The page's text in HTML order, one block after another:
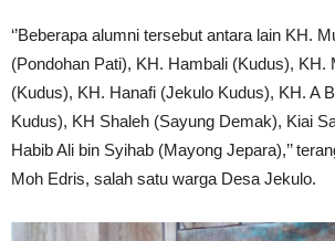
‘’Beberapa alumni tersebut antara lain KH.
(Pondohan Pati), KH. Hambali (Kudus), KH.
(Kudus), KH. Hanafi (Jekulo Kudus), KH. A
Kudus), KH Shaleh (Sayung Demak), Kiai
Habib Ali bin Syihab (Mayong Jepara),’’
Moh Edris, salah satu warga Desa Jekulo.